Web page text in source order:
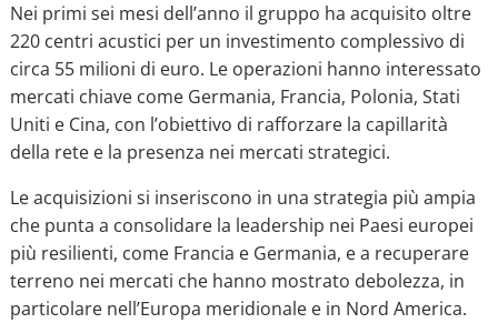
Nei primi sei mesi dell’anno il gruppo ha acquisito oltre
220 centri acustici per un investimento complessivo di
circa 55 milioni di euro. Le operazioni hanno interessato
mercati chiave come Germania, Francia, Polonia, Stati
Uniti e Cina, con l’obiettivo di rafforzare la capillarità
della rete e la presenza nei mercati strategici.
Le acquisizioni si inseriscono in una strategia più ampia
che punta a consolidare la leadership nei Paesi europei
più resilienti, come Francia e Germania, e a recuperare
terreno nei mercati che hanno mostrato debolezza, in
particolare nell’Europa meridionale e in Nord America.